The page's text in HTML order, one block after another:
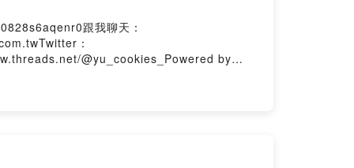
跟我聊天：
：
@yu_cookies_Powered by